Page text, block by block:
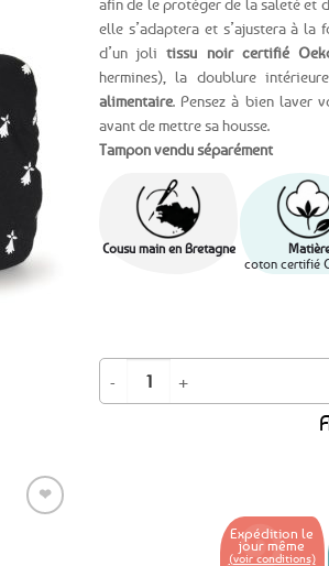
aux
favoris
❤
afin de le protéger de la saleté et
elle s’adaptera et s’ajustera à la
d’un jolitissu noir certifié
hermines), la doublure
alimentaire. Pensez à bien laver
avant de mettre sa housse.
Tampon vendu séparément
Cousu main en Bretagne
coton certifié
quantité de Charlotte / Housse
Expédition le
jour même
(voir conditions)